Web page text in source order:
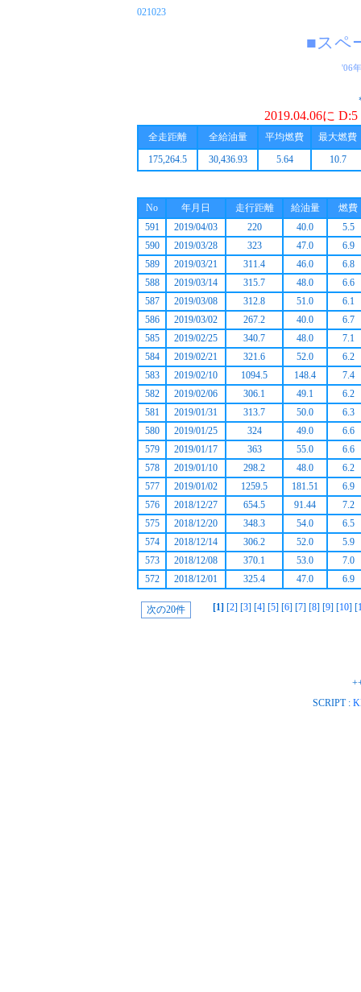
021023
■スペ
'06
2019.04.06に
全走距離 全給油量 平均燃費
最大燃費
175,264.5
30,436.93 5.64 10.7
No 年月日 走行距離 給油量
燃費
591
2019/04/03 220 40.0
5.5
590
2019/03/28 323 47.0
6.9
589
2019/03/21 311.4 46.0
6.8
588
2019/03/14 315.7 48.0
6.6
587
2019/03/08 312.8 51.0
6.1
586
2019/03/02 267.2 40.0
6.7
585
2019/02/25 340.7 48.0
7.1
584
2019/02/21 321.6 52.0
6.2
583
2019/02/10 1094.5 148.4
7.4
582
2019/02/06 306.1 49.1
6.2
581
2019/01/31 313.7 50.0
6.3
580
2019/01/25 324 49.0
6.6
579
2019/01/17 363 55.0
6.6
578
2019/01/10 298.2 48.0
6.2
577
2019/01/02 1259.5 181.51
6.9
576
2018/12/27 654.5 91.44
7.2
575
2018/12/20 348.3 54.0
6.5
574
2018/12/14 306.2 52.0
5.9
573
2018/12/08 370.1 53.0
7.0
572
2018/12/01 325.4 47.0 6.9
[1] [2] [3] [4] [5] [6] [7] [8] [9] [10] [
SCRIPT :